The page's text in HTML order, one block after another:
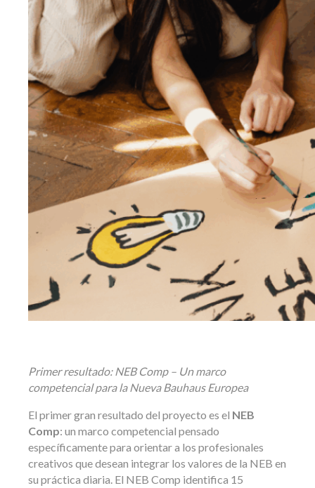
Primer resultado: NEB Comp – Un marco
competencial para la Nueva Bauhaus Europea
El primer gran resultado del proyecto es el NEB
Comp: un marco competencial pensado
específicamente para orientar a los profesionales
creativos que desean integrar los valores de la NEB en
su práctica diaria. El NEB Comp identifica 15